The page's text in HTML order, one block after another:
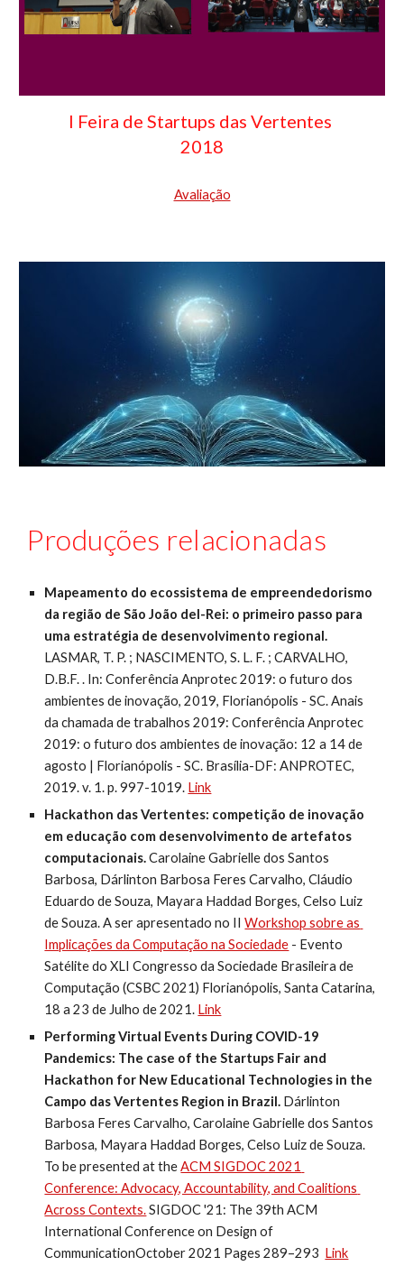
I Feira de Startups das Vertentes
2018
Avaliação
Produções relacionadas
Mapeamento do ecossistema de empreendedorismo
da região de São João del-Rei: o primeiro passo para
uma estratégia de desenvolvimento regional.
LASMAR, T. P. ; NASCIMENTO, S. L. F. ; CARVALHO,
D.B.F. . In: Conferência Anprotec 2019: o futuro dos
ambientes de inovação, 2019, Florianópolis - SC. Anais
da chamada de trabalhos 2019: Conferência Anprotec
2019: o futuro dos ambientes de inovação: 12 a 14 de
agosto | Florianópolis - SC. Brasília-DF: ANPROTEC,
2019. v. 1. p. 997-1019. Link
Hackathon das Vertentes: competição de inovação
em educação com desenvolvimento de artefatos
computacionais. Carolaine Gabrielle dos Santos
Barbosa, Dárlinton Barbosa Feres Carvalho, Cláudio
Eduardo de Souza, Mayara Haddad Borges, Celso Luiz
de Souza. A ser apresentado no II Workshop sobre as
Implicações da Computação na Sociedade - Evento
Satélite do XLI Congresso da Sociedade Brasileira de
Computação (CSBC 2021) Florianópolis, Santa Catarina,
18 a 23 de Julho de 2021. Link
Performing Virtual Events During COVID-19
Pandemics: The case of the Startups Fair and
Hackathon for New Educational Technologies in the
Campo das Vertentes Region in Brazil. Dárlinton
Barbosa Feres Carvalho, Carolaine Gabrielle dos Santos
Barbosa, Mayara Haddad Borges, Celso Luiz de Souza.
To be presented at the ACM SIGDOC 2021
Conference: Advocacy, Accountability, and Coalitions
Across Contexts. SIGDOC '21: The 39th ACM
International Conference on Design of
CommunicationOctober 2021 Pages 289–293 Link